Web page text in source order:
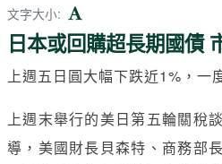
文字大小:
日本或回購超長期國債
上週五日圓大幅下跌近1%，一
上週末舉行的美日第五輪關稅
導，美國財長貝森特、商務部